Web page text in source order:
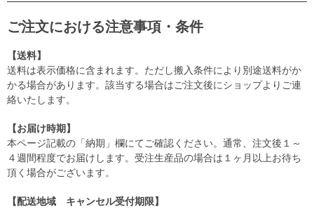
ご注文における注意事項・条件
【送料】
送料は表示価格に含まれます。ただし搬入条件により別途送料がか
かる場合があります。該当する場合はご注文後にショップよりご連
絡いたします。
【お届け時期】
本ページ記載の「納期」欄にてご確認ください。通常、注文後１～
４週間程度でお届けします。受注生産品の場合は１ヶ月以上お待ち
頂く場合がございます。
【配送地域 キャンセル受付期限】